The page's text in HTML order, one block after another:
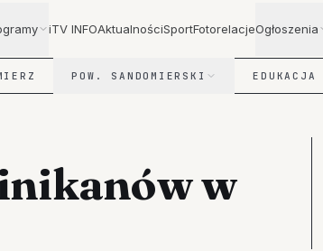
iTV INFOAktualnościSportFotorelacjeOgłoszenia
POW. SANDOMIERSKI EDUKACJA
w